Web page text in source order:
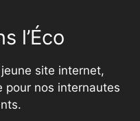
l’Éco
site internet,
pour nos internautes